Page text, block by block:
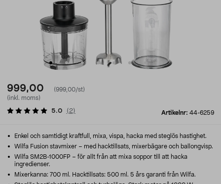
999,00
(999,00/st)
(inkl. moms)
Artikelnr: 44-6259
5.0 ( 2)
Enkel och samtidigt kraftfull, mixa, vispa, hacka med steglös hastighet.
Wilfa Fusion stavmixer – med hacktillsats, mixerbägare och ballongvisp.
Wilfa SM2B-1000FP – för allt från att mixa soppor till att hacka
ingredienser.
Mixerkanna: 700 ml. Hacktillsats: 500 ml. 5 års garanti från Wilfa.